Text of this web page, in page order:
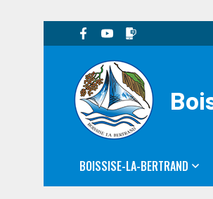
BOISSISE-LA-BERTRAND